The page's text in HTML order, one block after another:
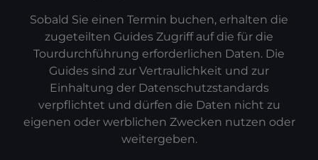
Sobald Sie einen Termin buchen, erhalten die
zugeteilten Guides Zugriff auf die für die
Tourdurchführung erforderlichen Daten. Die
Guides sind zur Vertraulichkeit und zur
Einhaltung der Datenschutzstandards
verpflichtet und dürfen die Daten nicht zu
eigenen oder werblichen Zwecken nutzen oder
weitergeben.